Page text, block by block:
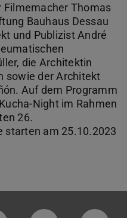
Filmemacher Thomas
Bauhaus Dessau
und Publizist André
die Architektin
sowie der Architekt
Auf dem Programm
Night im Rahmen
26.
starten am 25.10.2023